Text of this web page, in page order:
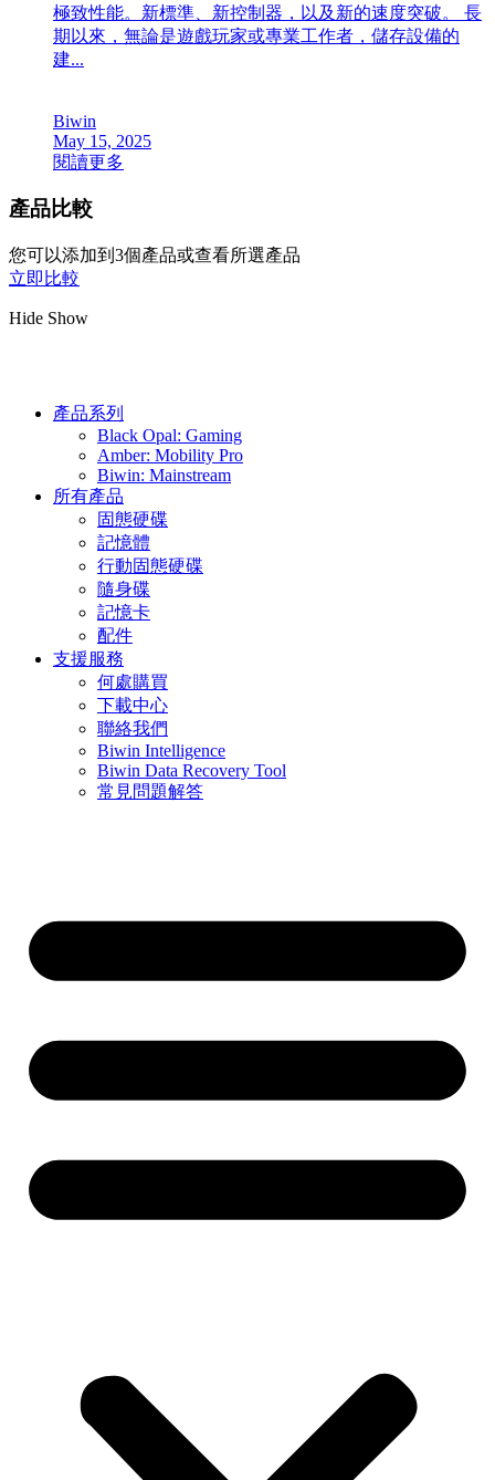
極致性能。新標準、新控制器，以及新的速度突破。 長
期以來，無論是遊戲玩家或專業工作者，儲存設備的
建...
Biwin
May 15, 2025
閱讀更多
產品比較
您可以添加到3個產品或查看所選產品
立即比較
Hide Show
產品系列
Black Opal: Gaming
Amber: Mobility Pro
Biwin: Mainstream
所有產品
固態硬碟
記憶體
行動固態硬碟
隨身碟
記憶卡
配件
支援服務
何處購買
下載中心
聯絡我們
Biwin Intelligence
Biwin Data Recovery Tool
常見問題解答